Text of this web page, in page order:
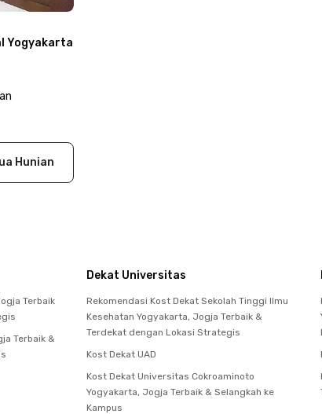
Yogyakarta
Hunian
Terbaik
Terbaik &
Dekat Universitas
Rekomendasi Kost Dekat Sekolah Tinggi Ilmu
Kesehatan Yogyakarta, Jogja Terbaik &
Terdekat dengan Lokasi Strategis
Kost Dekat UAD
Kost Dekat Universitas Cokroaminoto
Yogyakarta, Jogja Terbaik & Selangkah ke
Kampus